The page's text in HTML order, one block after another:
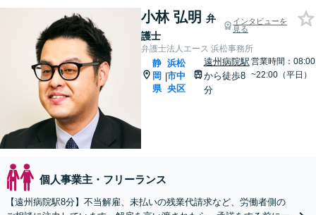
小林 弘明 弁
護士
インタビューを
見る
弁護士法人エース 浜松事務所
静
岡
県
|
浜松
市中
央区
遠州病院駅
から徒歩8
分
営業時間：08:00
~22:00（平日）
個人事業主・フリーランス
【遠州病院駅8分】不当解雇、未払いの残業代請求など、労働者側の